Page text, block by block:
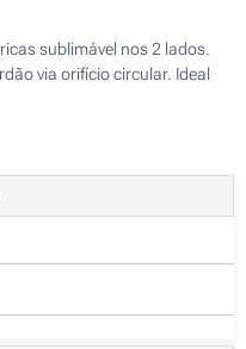
sublimável nos 2 lados.
via orifício circular. Ideal